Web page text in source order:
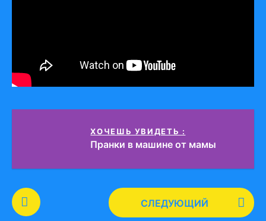
ХОЧЕШЬ УВИДЕТЬ :
Пранки в машине от мамы
P
o
СЛЕДУЮЩИЙ